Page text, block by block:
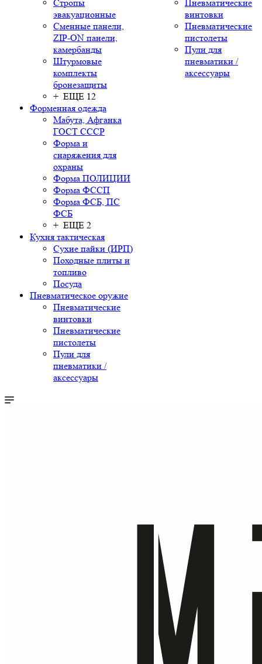
Стропы
эвакуационные
Сменные панели,
ZIP-ON панели,
камербанды
Штурмовые
комплекты
бронезащиты
+ ЕЩЕ 12
Форменная одежда
Мабута, Афганка
ГОСТ СССР
Форма и
снаряжения для
охраны
Форма ПОЛИЦИИ
Форма ФССП
Форма ФСБ, ПС
ФСБ
+ ЕЩЕ 2
Кухня тактическая
Сухие пайки (ИРП)
Походные плиты и
топливо
Посуда
Пневматическое оружие
Пневматические
винтовки
Пневматические
пистолеты
Пули для
пневматики /
аксессуары
Пневматические
винтовки
Пневматические
пистолеты
Пули для
пневматики /
аксессуары